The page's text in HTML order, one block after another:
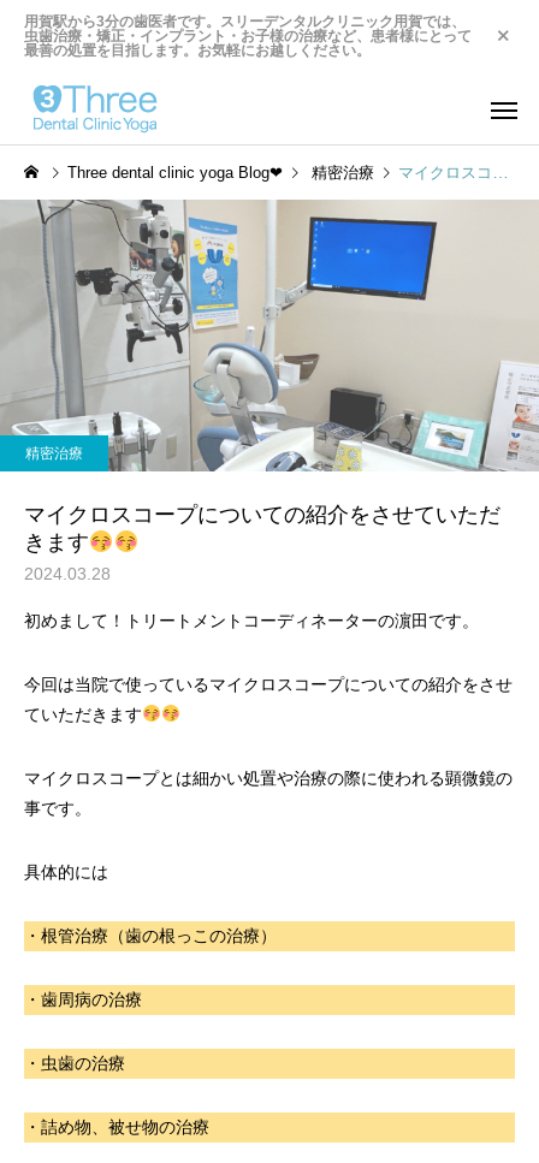
用賀駅から3分の歯医者です。スリーデンタルクリニック用賀では、
虫歯治療・矯正・インプラント・お子様の治療など、患者様にとって
最善の処置を目指します。お気軽にお越しください。
Three dental clinic yoga Blog❤︎ 精密治療 マイクロスコープについての紹介をさせていただきます
精密治療
マイクロスコープについての紹介をさせていただ
きます
2024.03.28
初めまして！トリートメントコーディネーターの濵田です。
今回は当院で使っているマイクロスコープについての紹介をさせ
ていただきます
マイクロスコープとは細かい処置や治療の際に使われる顕微鏡の
事です。
具体的には
・根管治療（歯の根っこの治療）
・歯周病の治療
・虫歯の治療
・詰め物、被せ物の治療